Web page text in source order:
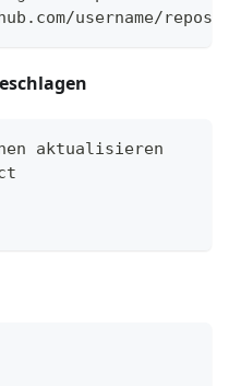
username/
aktualisieren